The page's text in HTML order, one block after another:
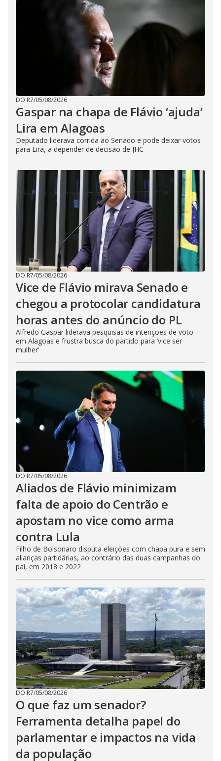
DO R7/05/08/2026
Gaspar na chapa de Flávio ‘ajuda’
Lira em Alagoas
Deputado liderava corrida ao Senado e pode deixar votos
para Lira, a depender de decisão de JHC
DO R7/05/08/2026
Vice de Flávio mirava Senado e
chegou a protocolar candidatura
horas antes do anúncio do PL
Alfredo Gaspar liderava pesquisas de intenções de voto
em Alagoas e frustra busca do partido para ‘vice ser
mulher’
DO R7/05/08/2026
Aliados de Flávio minimizam
falta de apoio do Centrão e
apostam no vice como arma
contra Lula
Filho de Bolsonaro disputa eleições com chapa pura e sem
alianças partidárias, ao contrário das duas campanhas do
pai, em 2018 e 2022
DO R7/05/08/2026
O que faz um senador?
Ferramenta detalha papel do
parlamentar e impactos na vida
da população